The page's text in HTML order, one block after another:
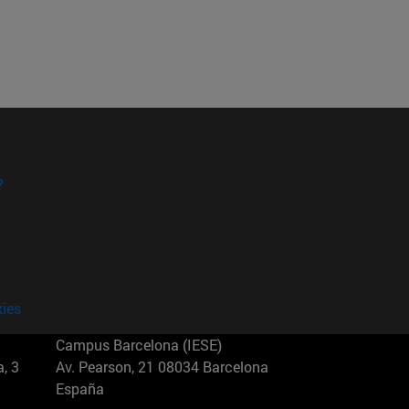
3
Campus Barcelona (IESE)
Av. Pearson, 21 08034 Barcelona
España